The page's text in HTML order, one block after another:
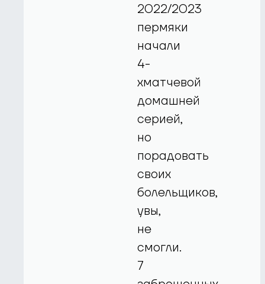
2022/2023
пермяки
начали
4-
хматчевой
домашней
серией,
но
порадовать
своих
болельщиков,
увы,
не
смогли.
7